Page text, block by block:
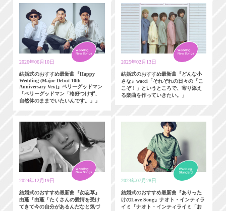
2026年06月10日
結婚式のおすすめ最新曲『Happy
Wedding (Major Debut 10th
Anniversary Ver.)』ベリーグッドマン
「ベリーグッドマン「格好つけず、
自然体のままでいたいんです。」」
2025年02月13日
結婚式のおすすめ最新曲『どんな小
さな』wacci「それぞれの日々の「こ
こぞ！」というところで、寄り添え
る楽曲を作っていきたい。」
2024年12月19日
結婚式のおすすめ最新曲『勿忘草』
由薫「由薫「たくさんの愛情を受け
てきて今の自分があるんだなと気づ
2023年07月28日
結婚式のおすすめ最新曲『ありった
けのLove Song』ナオト・インティラ
イミ「ナオト・インティライミ「お